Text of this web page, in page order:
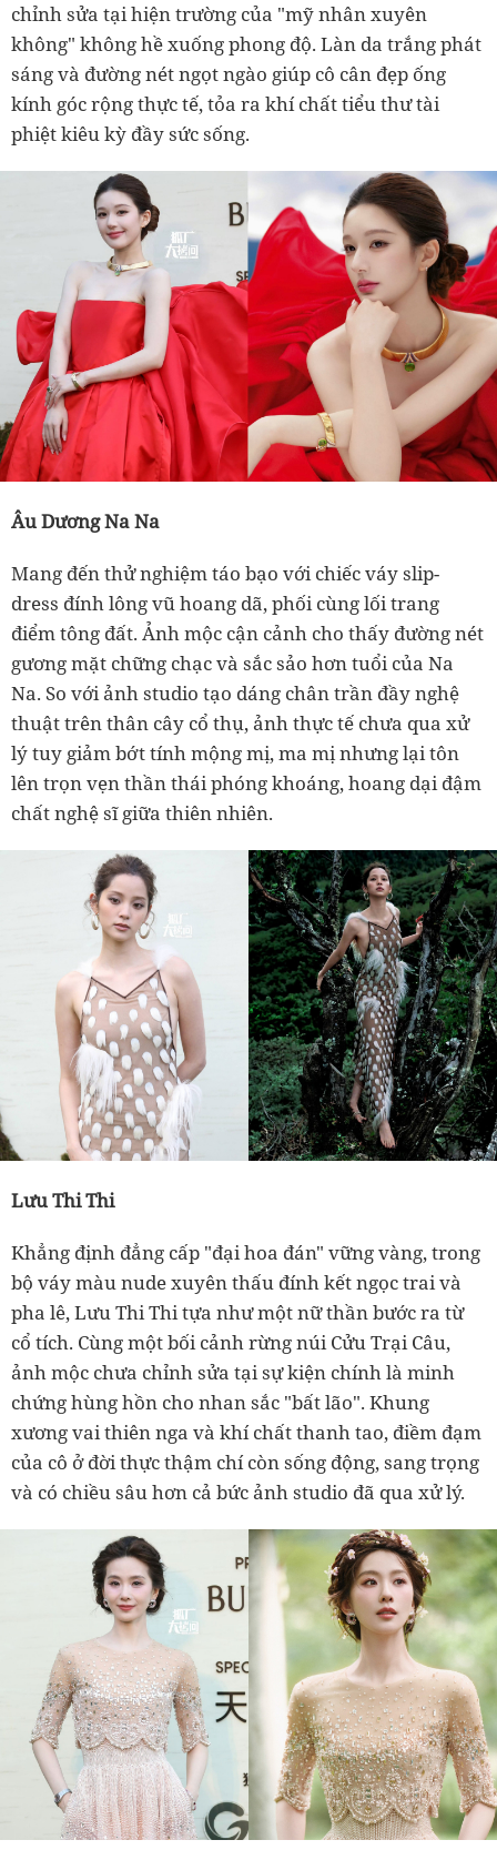
chỉnh sửa tại hiện trường của "mỹ nhân xuyên
không" không hề xuống phong độ. Làn da trắng phát
sáng và đường nét ngọt ngào giúp cô cân đẹp ống
kính góc rộng thực tế, tỏa ra khí chất tiểu thư tài
phiệt kiêu kỳ đầy sức sống.
Âu Dương Na Na
Mang đến thử nghiệm táo bạo với chiếc váy slip-
dress đính lông vũ hoang dã, phối cùng lối trang
điểm tông đất. Ảnh mộc cận cảnh cho thấy đường nét
gương mặt chững chạc và sắc sảo hơn tuổi của Na
Na. So với ảnh studio tạo dáng chân trần đầy nghệ
thuật trên thân cây cổ thụ, ảnh thực tế chưa qua xử
lý tuy giảm bớt tính mộng mị, ma mị nhưng lại tôn
lên trọn vẹn thần thái phóng khoáng, hoang dại đậm
chất nghệ sĩ giữa thiên nhiên.
Lưu Thi Thi
Khẳng định đẳng cấp "đại hoa đán" vững vàng, trong
bộ váy màu nude xuyên thấu đính kết ngọc trai và
pha lê, Lưu Thi Thi tựa như một nữ thần bước ra từ
cổ tích. Cùng một bối cảnh rừng núi Cửu Trại Câu,
ảnh mộc chưa chỉnh sửa tại sự kiện chính là minh
chứng hùng hồn cho nhan sắc "bất lão". Khung
xương vai thiên nga và khí chất thanh tao, điềm đạm
của cô ở đời thực thậm chí còn sống động, sang trọng
và có chiều sâu hơn cả bức ảnh studio đã qua xử lý.